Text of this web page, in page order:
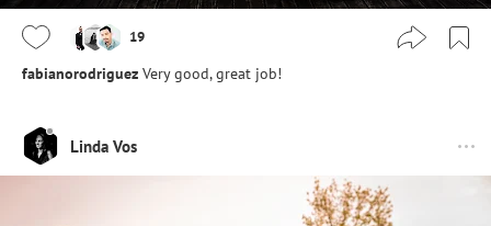
19
fabianorodriguez Very good, great job!
Linda Vos